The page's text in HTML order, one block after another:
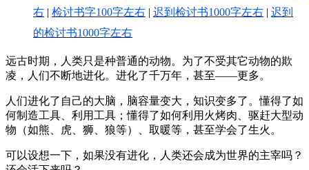
右 | 检讨书字100字左右 | 迟到检讨书1000字左右 | 迟到
的检讨书1000字左右
远古时期，人类只是种普通的动物。为了不受其它动物的欺
凌，人们不断地进化。进化了千万年，甚至——更多。
人们进化了自己的大脑，脑容量变大，知识变多了。懂得了如
何制造工具、利用工具；懂得了如何利用火烤肉、驱赶大型动
物（如熊、虎、狮、狼等）、取暖等，甚至学会了生火。
可以设想一下，如果没有进化，人类还会成为世界的主宰吗？